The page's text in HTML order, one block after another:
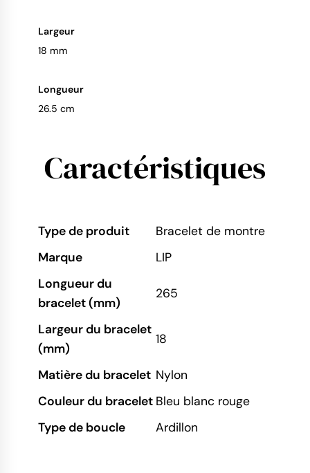
Largeur
18 mm
Longueur
26.5 cm
Caractéristiques
Type de produit
Bracelet de montre
Marque
LIP
Longueur du
bracelet (mm)
265
Largeur du bracelet
(mm)
18
Matière du bracelet Nylon
Couleur du bracelet Bleu blanc rouge
Type de boucle
Ardillon